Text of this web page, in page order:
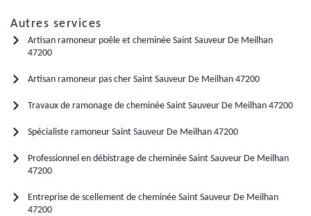
Autres services
Artisan ramoneur poêle et cheminée Saint Sauveur De Meilhan
47200
Artisan ramoneur pas cher Saint Sauveur De Meilhan 47200
Travaux de ramonage de cheminée Saint Sauveur De Meilhan 47200
Spécialiste ramoneur Saint Sauveur De Meilhan 47200
Professionnel en débistrage de cheminée Saint Sauveur De Meilhan
47200
Entreprise de scellement de cheminée Saint Sauveur De Meilhan
47200